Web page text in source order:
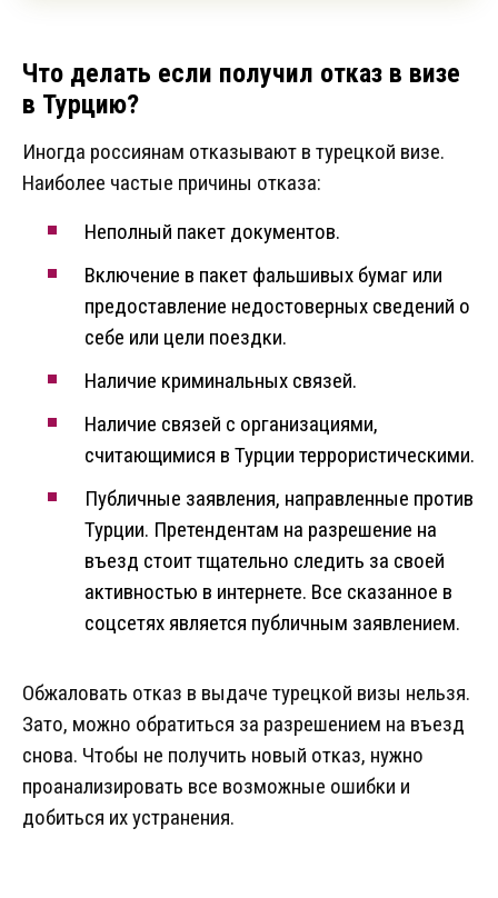
Что делать если получил отказ в визе
в Турцию?
Иногда россиянам отказывают в турецкой визе.
Наиболее частые причины отказа:
Неполный пакет документов.
Включение в пакет фальшивых бумаг или
предоставление недостоверных сведений о
себе или цели поездки.
Наличие криминальных связей.
Наличие связей с организациями,
считающимися в Турции террористическими.
Публичные заявления, направленные против
Турции. Претендентам на разрешение на
въезд стоит тщательно следить за своей
активностью в интернете. Все сказанное в
соцсетях является публичным заявлением.
Обжаловать отказ в выдаче турецкой визы нельзя.
Зато, можно обратиться за разрешением на въезд
снова. Чтобы не получить новый отказ, нужно
проанализировать все возможные ошибки и
добиться их устранения.